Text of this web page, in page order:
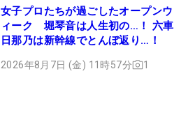
女子プロたちが過ごしたオープンウ
ィーク 堀琴音は人生初の…！ 六車
日那乃は新幹線でとんぼ返り…！
2026年8月7日 (金) 11時57分 1